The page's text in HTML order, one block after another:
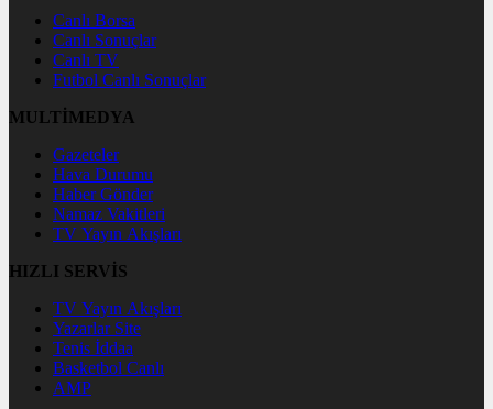
Canlı Borsa
Canlı Sonuçlar
Canlı TV
Futbol Canlı Sonuçlar
MULTİMEDYA
Gazeteler
Hava Durumu
Haber Gönder
Namaz Vakitleri
TV Yayın Akışları
HIZLI SERVİS
TV Yayın Akışları
Yazarlar Site
Tenis İddaa
Basketbol Canlı
AMP